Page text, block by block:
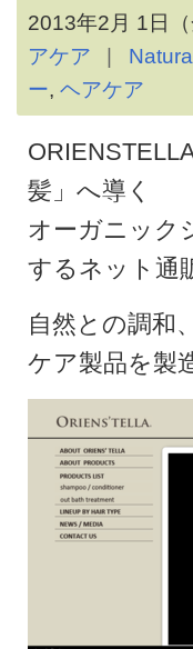
2013年2月 1日（
アケア
ー, ヘアケア
髪」へ導く
オーガニック
するネット通
自然との調和
ケア製品を製